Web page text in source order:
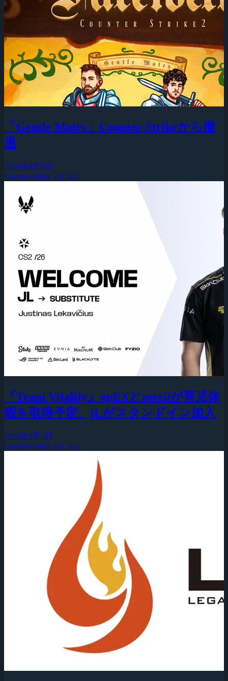
「Gentle Mates」Counter-Strikeから撤
退
2026年8月8日
Counter-Strike 2 (CS2)
『Team Vitality』apEXとmeziiが育児休
暇を取得予定、jLがスタンドイン加入
2026年8月5日
Counter-Strike 2 (CS2)